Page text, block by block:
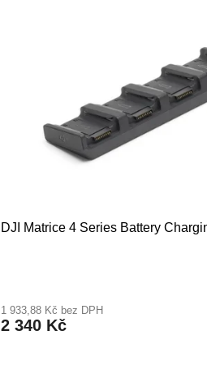
DJI Matrice 4 Series Battery
1 933,88 Kč bez DPH
2 340 Kč